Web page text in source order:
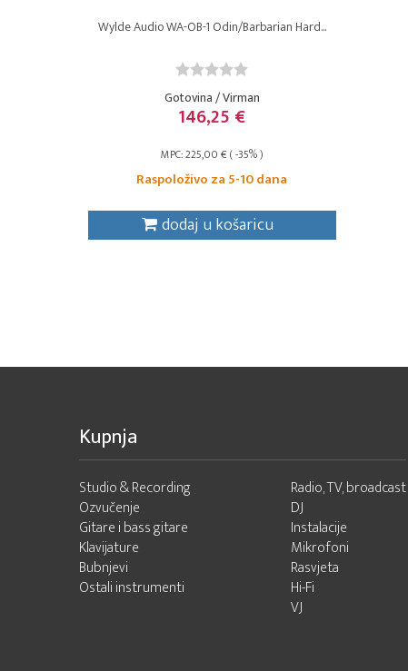
Wylde Audio WA-OB-1 Odin/Barbarian Hard...
Gotovina / Virman
146,25 €
MPC: 225,00 € ( -35% )
Raspoloživo za 5-10 dana
dodaj u košaricu
Kupnja
Studio & Recording
Ozvučenje
Gitare i bass gitare
Klavijature
Bubnjevi
Ostali instrumenti
Radio, TV, broadcast
DJ
Instalacije
Mikrofoni
Rasvjeta
Hi-Fi
VJ